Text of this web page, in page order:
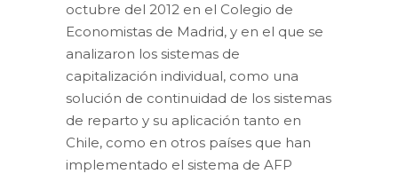
octubre del 2012 en el Colegio de
Economistas de Madrid, y en el que se
analizaron los sistemas de
capitalización individual, como una
solución de continuidad de los sistemas
de reparto y su aplicación tanto en
Chile, como en otros países que han
implementado el sistema de AFP